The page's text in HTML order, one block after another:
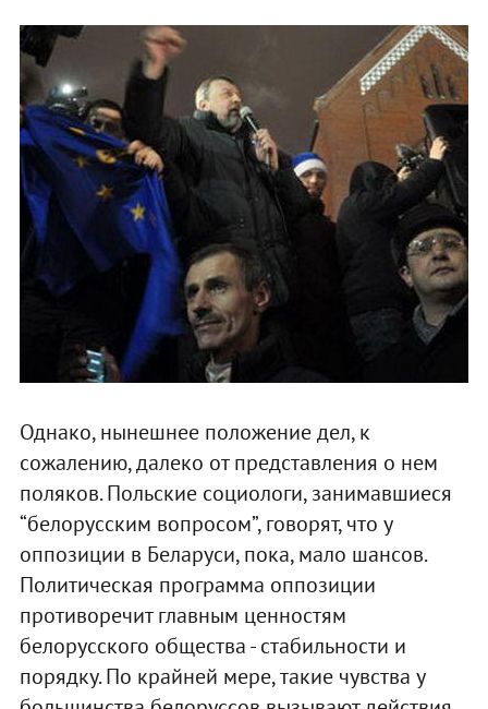
Однако, нынешнее положение дел, к
сожалению, далеко от представления о нем
поляков. Польские социологи, занимавшиеся
“белорусским вопросом”, говорят, что у
оппозиции в Беларуси, пока, мало шансов.
Политическая программа оппозиции
противоречит главным ценностям
белорусского общества - стабильности и
порядку. По крайней мере, такие чувства у